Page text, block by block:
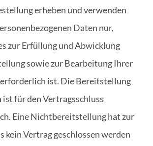
erheben und verwenden
Daten nur,
zur Erfüllung und Abwicklung
sowie zur Bearbeitung Ihrer
ist. Die Bereitstellung
ist für den Vertragsschluss
Eine Nichtbereitstellung hat zur
kein Vertrag geschlossen werden